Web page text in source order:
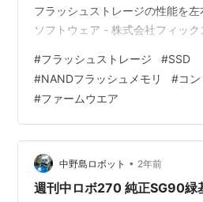
フラッシュストレージの性能を
ソフトウェア - 株式会社フィック
た。 今回はSSDのコントローラ
ているかを初心者向けに説明して
は最新製品ではなく、2世代くら
やすさ重視で選んでおります。
ただけるとうれしいです。
#フラッシュストレージ #SSD
#NANDフラッシュメモリ #コ
#ファームウエア
中野島ロボット • 2年前
週刊中ロボ270 純正SG90緑